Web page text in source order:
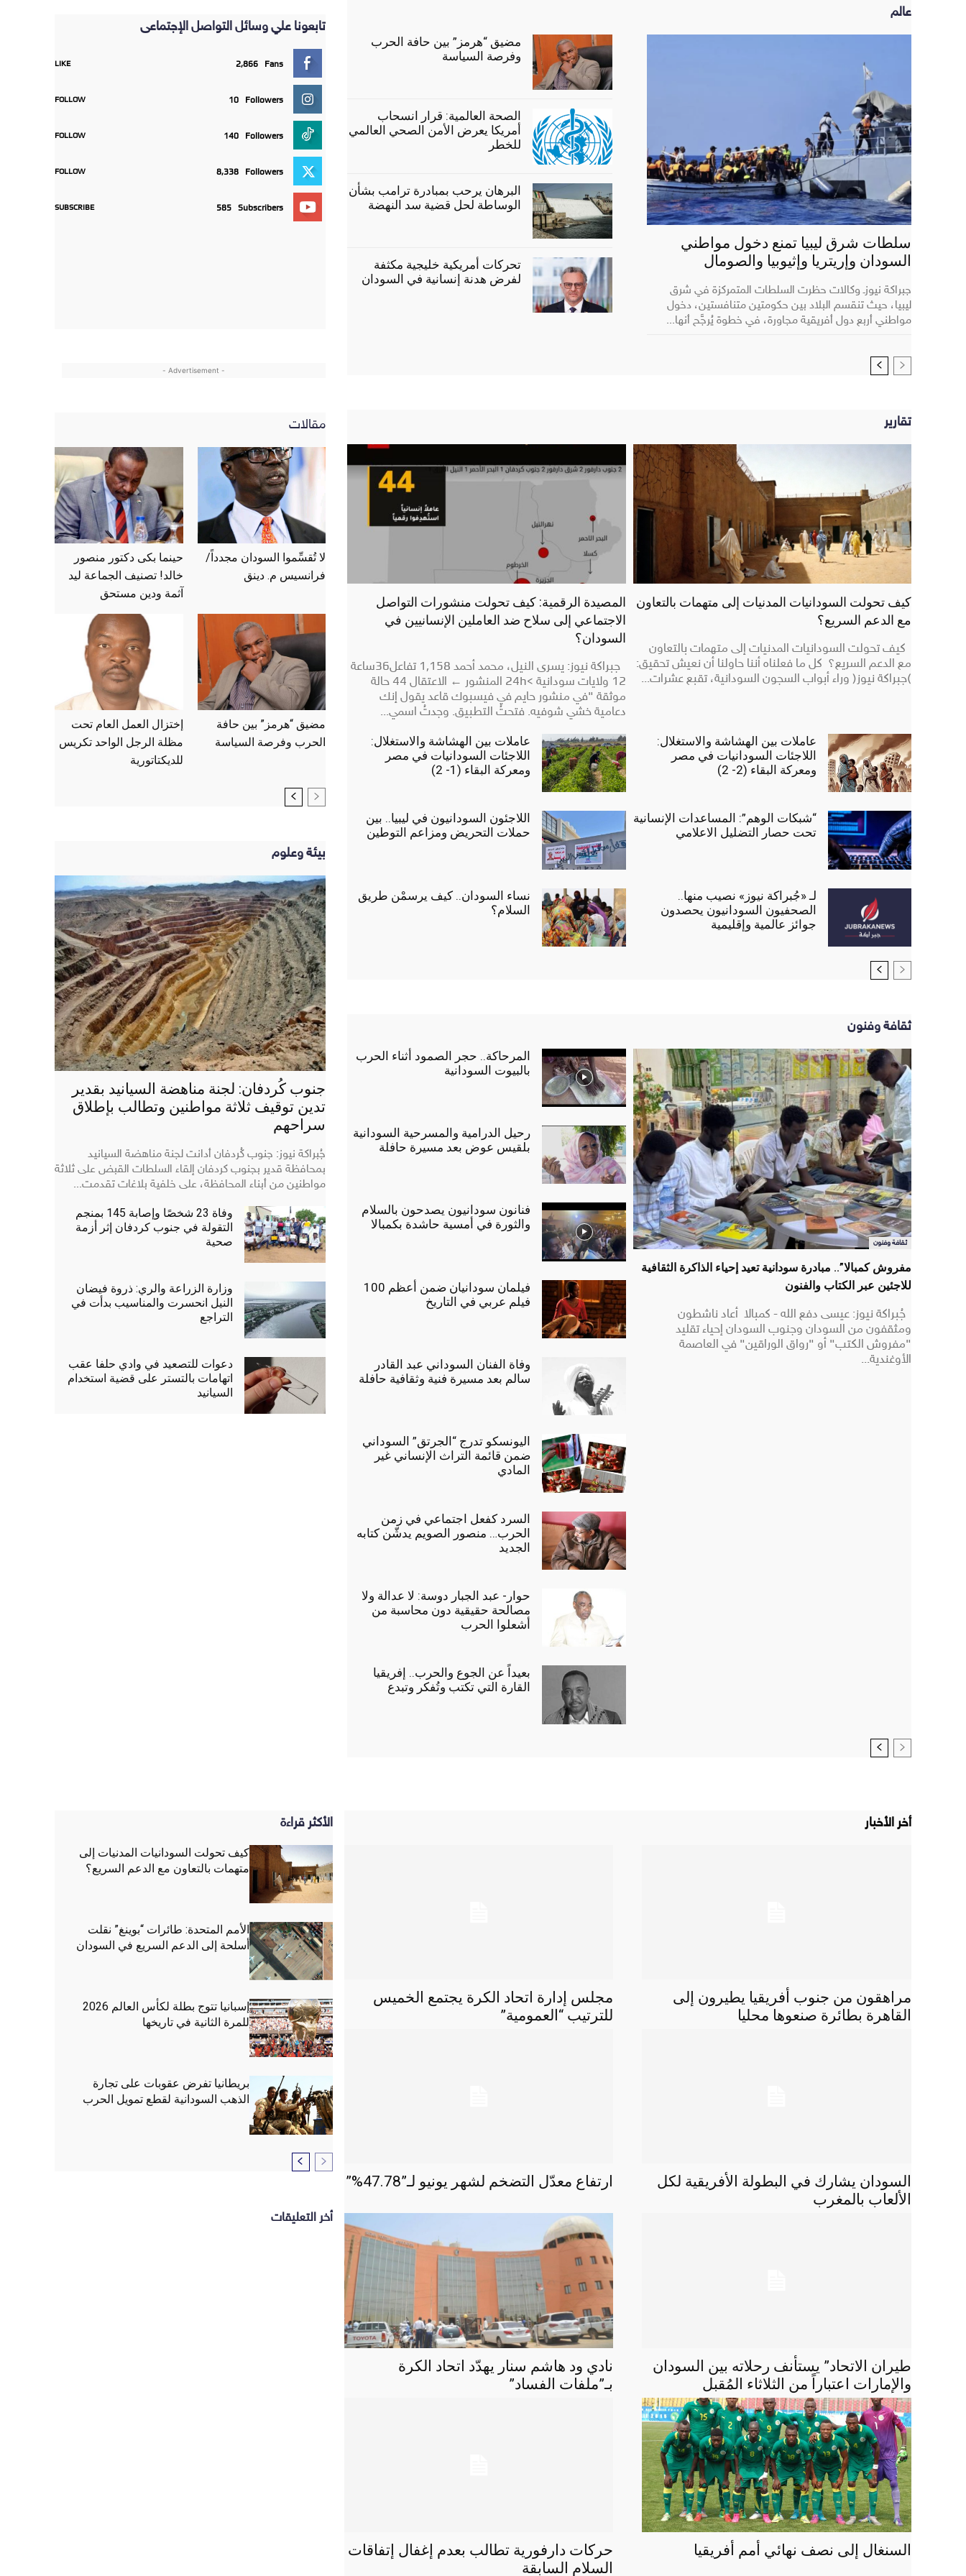
عالم
سلطات شرق ليبيا تمنع دخول مواطني
السودان وإريتريا وإثيوبيا والصومال
جبراكة نيوزـ وكالات حظرت السلطات المتمركزة في شرق
ليبيا، حيث تنقسم البلاد بين حكومتين متنافستين، دخول
مواطني أربع دول أفريقية مجاورة، في خطوة يُرجَّح أنها...
مضيق “هرمز” بين حافة الحرب
وفرصة السياسة
الصحة العالمية: قرار انسحاب
أمريكا يعرض الأمن الصحي العالمي
للخطر
البرهان يرحب بمبادرة ترامب بشأن
الوساطة لحل قضية سد النهضة
تحركات أمريكية خليجية مكثفة
لفرض هدنة إنسانية في السودان
تقارير
كيف تحولت السودانيات المدنيات إلى متهمات بالتعاون
مع الدعم السريع؟
كيف تحولت السودانيات المدنيات إلى متهمات بالتعاون
مع الدعم السريع؟ كل ما فعلناه أننا حاولنا أن نعيش تحقيق:
(جبراكة نيوز) وراء أبواب السجون السودانية، تقبع عشرات...
المصيدة الرقمية: كيف تحولت منشورات التواصل
الاجتماعي إلى سلاح ضد العاملين الإنسانيين في
السودان؟
جبراكة نيوز: يسرى النيل، محمد أحمد 1,158 تفاعل36ساعة
12 ولايات سودانية <24h المنشور ← الاعتقال 44 حالة
موثقة "في منشور حايم في فيسبوك قاعد يقول إنك
دعامية خشي شوفيه. فتحتُ التطبيق. وجدتُ اسمي...
عاملات بين الهشاشة والاستغلال:
اللاجئات السودانيات في مصر
ومعركة البقاء (2- 2)
عاملات بين الهشاشة والاستغلال:
اللاجئات السودانيات في مصر
ومعركة البقاء (1- 2)
“شبكات الوهم”: المساعدات الإنسانية
تحت حصار التضليل الاعلامي
اللاجئون السودانيون في ليبيا.. بين
حملات التحريض ومزاعم التوطين
لـ «جُبراكة نيوز» نصيب منها..
الصحفيون السودانيون يحصدون
جوائز عالمية وإقليمية
نساء السودان.. كيف يرسمْن طريق
السلام؟
ثقافة وفنون
ثقافة وفنون
مفروش كمبالا”.. مبادرة سودانية تعيد إحياء الذاكرة الثقافية
للاجئين عبر الكتاب والفنون
جُبراكة نيوز: عيسى دفع الله - كمبالا أعاد ناشطون
ومثقفون من السودان وجنوب السودان إحياء تقليد
"مفروش الكتب" أو "رواق الوراقين" في العاصمة
الأوغندية...
المرحاكة.. حجر الصمود أثناء الحرب
بالبيوت السودانية
رحيل الدرامية والمسرحية السودانية
بلقيس عوض بعد مسيرة حافلة
فنانون سودانيون يصدحون بالسلام
والثورة في أمسية حاشدة بكمبالا
فيلمان سودانيان ضمن أعظم 100
فيلم عربي في التاريخ
وفاة الفنان السوداني عبد القادر
سالم بعد مسيرة فنية وثقافية حافلة
اليونسكو تدرج “الجرتق” السوداني
ضمن قائمة التراث الإنساني غير
المادي
السرد كفعل اجتماعي في زمن
الحرب… منصور الصويم يدشّن كتابه
الجديد
حوار- عبد الجبار دوسة: لا عدالة ولا
مصالحة حقيقية دون محاسبة من
أشعلوا الحرب
بعيداً عن الجوع والحرب.. إفريقيا
القارة التي تكتب وتُفكر وتبدع
تابعونا علي وسائل التواصل الإجتماعى
2,866 Fans
LIKE
10 Followers
FOLLOW
140 Followers
FOLLOW
8,338 Followers
FOLLOW
585 Subscribers
SUBSCRIBE
- Advertisement -
مقالات
لا تُقسِّموا السودان مجدداً/
فرانسيس م. دينق
حينما بكى دكتور منصور
خالد! تصنيف الجماعة ليد
آثمة ودين مستحق
مضيق “هرمز” بين حافة
الحرب وفرصة السياسة
إختزال العمل العام تحت
مظلة الرجل الواحد تكريس
للديكتاتورية
بيئة وعلوم
جنوب كُردفان: لجنة مناهضة السيانيد بقدير
تدين توقيف ثلاثة مواطنين وتطالب بإطلاق
سراحهم
جُبراكة نيوز: جنوب كُردفان أدانت لجنة مناهضة السيانيد
بمحافظة قدير بجنوب كردفان إلقاء السلطات القبض على ثلاثة
مواطنين من أبناء المحافظة، على خلفية بلاغات تقدمت...
وفاة 23 شخصًا وإصابة 145 بمنجم
التقولة في جنوب كردفان إثر أزمة
صحية
وزارة الزراعة والري: ذروة فيضان
النيل انحسرت والمناسيب بدأت في
التراجع
دعوات للتصعيد في وادي حلفا عقب
اتهامات بالتستر على قضية استخدام
السيانيد
أخر الأخبار
مراهقون من جنوب أفريقيا يطيرون إلى
القاهرة بطائرة صنعوها محليا
مجلس إدارة اتحاد الكرة يجتمع الخميس
للترتيب “العمومية”
السودان يشارك في البطولة الأفريقية لكل
الألعاب بالمغرب
ارتفاع معدّل التضخم لشهر يونيو لـ”47.78%”
طيران الاتحاد” يستأنف رحلاته بين السودان
والإمارات اعتباراً من الثلاثاء المُقبل
نادي ود هاشم سنار يهدّد اتحاد الكرة
بـ”ملفات الفساد”
السنغال إلى نصف نهائي أمم أفريقيا
حركات دارفورية تطالب بعدم إغفال إتفاقات
السلام السابقة
الأكثر قراءة
كيف تحولت السودانيات المدنيات إلى
متهمات بالتعاون مع الدعم السريع؟
الأمم المتحدة: طائرات “بوينغ” نقلت
أسلحة إلى الدعم السريع في السودان
إسبانيا تتوج بطلة لكأس العالم 2026
للمرة الثانية في تاريخها
بريطانيا تفرض عقوبات على تجارة
الذهب السودانية لقطع تمويل الحرب
أخر التعليقات